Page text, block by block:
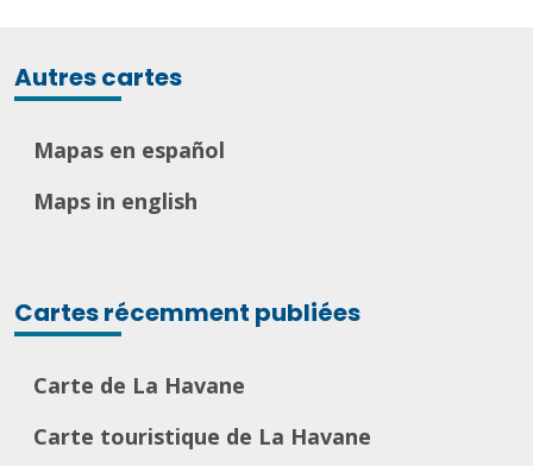
Autres cartes
Mapas en español
Maps in english
Cartes récemment publiées
Carte de La Havane
Carte touristique de La Havane